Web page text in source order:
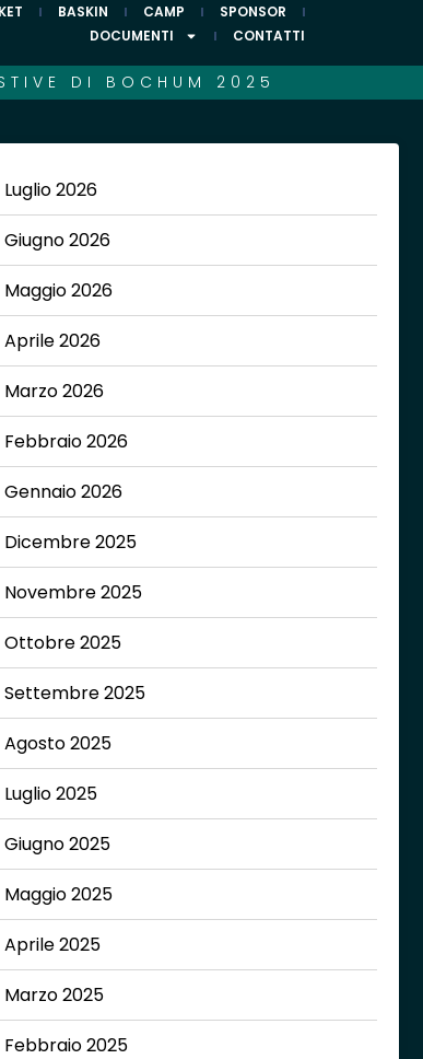
BASKIN CAMP
SPONSOR
DOCUMENTI
CONTATTI
DI BOCHUM 2025
Luglio 2026
Giugno 2026
Maggio 2026
Aprile 2026
Marzo 2026
Febbraio 2026
Gennaio 2026
Dicembre 2025
Novembre 2025
Ottobre 2025
Settembre 2025
Agosto 2025
Luglio 2025
Giugno 2025
Maggio 2025
Aprile 2025
Marzo 2025
Febbraio 2025